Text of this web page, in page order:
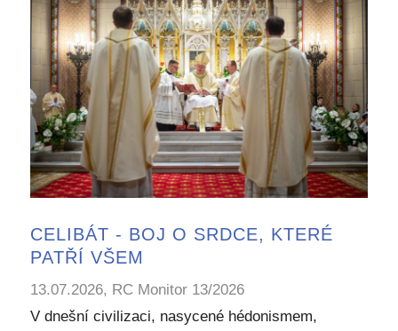
CELIBÁT - BOJ O SRDCE, KTERÉ
PATŘÍ VŠEM
13.07.2026, RC Monitor 13/2026
V dnešní civilizaci, nasycené hédonismem,